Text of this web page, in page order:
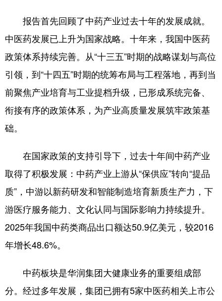
陕西 甘肃 青海 宁夏
多语种频道
English Español Français عربى
Deutsch Português
报告首先回顾了中药产业过去十年的发展成就。
中医药发展已上升为国家战略。十年来，我国中医药
政策体系持续完善。从“十三五”时期的战略谋划与高位
引领，到“十四五”时期的统筹布局与工程落地，再到当
前聚焦产业培育与工业提档升级，已形成系统完备、
衔接有序的政策体系，为产业高质量发展筑牢政策基
础。
在国家政策的支持引导下，过去十年间中药产业
取得了积极发展：中药产业上游从“保供应”转向“提品
质”，中游以新药研发和智能制造培育新质生产力，下
游医疗服务能力、文化认同与国际影响力持续提升。
2025年我国中药类商品出口额达50.9亿美元，较2016
年增长48.6%。
中药板块是华润集团大健康业务的重要组成部
分。经过多年发展，集团已拥有5家中医药相关上市公